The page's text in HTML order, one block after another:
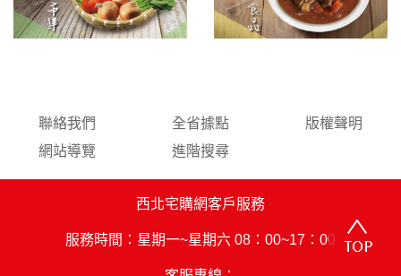
聯絡我們 全省據點
版權聲明
網站導覽
進階搜尋
西北宅購網客戶服務
服務時間：星期一~星期六 08：00~17：00